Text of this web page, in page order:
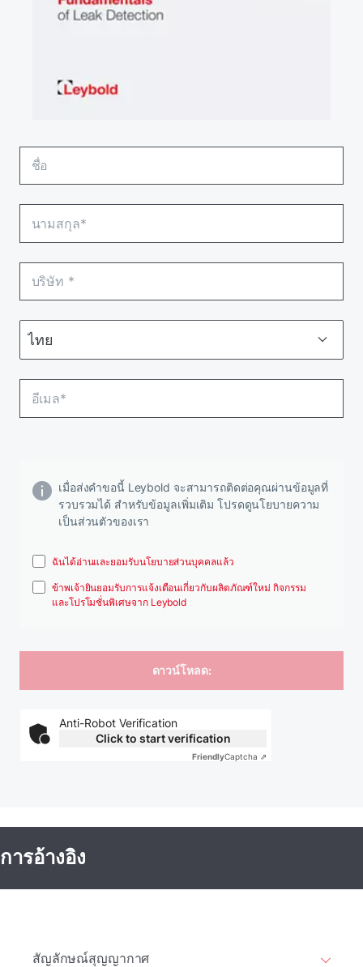
เมื่อส่งคําขอนี้ Leybold จะสามารถติดต่อคุณผ่านข้อมูลที่
รวบรวมได้ สําหรับข้อมูลเพิ่มเติม โปรดดูนโยบายความ
เป็นส่วนตัวของเรา
ฉันได้อ่านและยอมรับนโยบายส่วนบุคคลแล้ว
ข้าพเจ้ายินยอมรับการแจ้งเตือนเกี่ยวกับผลิตภัณฑ์ใหม่ กิจกรรม
และโปรโมชั่นพิเศษจาก Leybold
Anti-Robot Verification
Click to start verification
FriendlyCaptcha ⇗
การอ้างอิง
สัญลักษณ์สุญญากาศ